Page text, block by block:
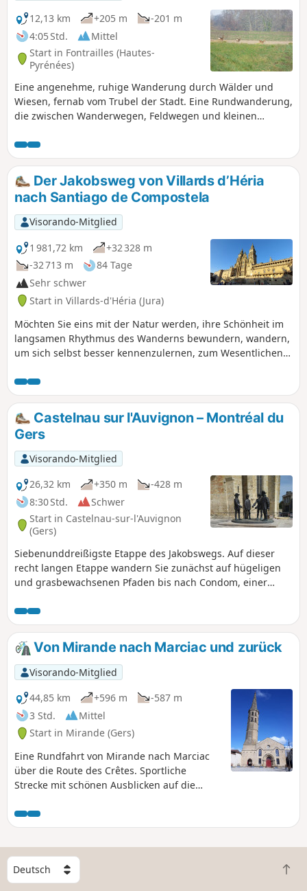
12,13 km
+205 m
-201 m
4:05 Std.
Mittel
Start in Fontrailles (Hautes-
Pyrénées)
Eine angenehme, ruhige Wanderung durch Wälder und
Wiesen, fernab vom Trubel der Stadt. Eine Rundwanderung,
die zwischen Wanderwegen, Feldwegen und kleinen
Der Jakobsweg von Villards d’Héria
nach Santiago de Compostela
Visorando-Mitglied
1 981,72 km
+32 328 m
-32 713 m
84 Tage
Sehr schwer
Start in Villards-d'Héria (Jura)
Möchten Sie eins mit der Natur werden, ihre Schönheit im
langsamen Rhythmus des Wanderns bewundern, wandern,
um sich selbst besser kennenzulernen, zum Wesentlichen
auf ein Abenteuer auf dem Jakobsweg. Genau das schlage
ich Ihnen mit dieser Route vor. Ich bin von meinem Dorf im
Jura aufgebrochen (die ersten 6 Etappen gehören nicht zu
den markierten Routen der Jakobswege), um nach Santiago
de Compostela in Spanien zu gelangen. Aber nichts hindert
Sie daran, von zu Hause aus zu starten, um eine der
Etappen anzuschließen, oder in Le Puy-en-Velay oder einer
anderen Stadt auf der Strecke zu beginnen. .
Castelnau sur l'Auvignon – Montréal du
Gers
Visorando-Mitglied
26,32 km
+350 m
-428 m
8:30 Std.
Schwer
Start in Castelnau-sur-l'Auvignon
(Gers)
Siebenunddreißigste Etappe des Jakobswegs. Auf dieser
recht langen Etappe wandern Sie zunächst auf hügeligen
und grasbewachsenen Pfaden bis nach Condom, einer
Weg führt Sie anschließend über Stock und Stein, umgeben
von Sonnenblumenfeldern und Weinbergen im Land des
Armagnacs, bis nach Montréal-du-Gers. Achtung: Bei Regen
können einige Stellen sehr matschig und rutschig sein.
Von Mirande nach Marciac und zurück
Visorando-Mitglied
44,85 km
+596 m
-587 m
3 Std.
Mittel
Start in Mirande (Gers)
Eine Rundfahrt von Mirande nach Marciac
über die Route des Crêtes. Sportliche
Strecke mit schönen Ausblicken auf die
W
ä
Z